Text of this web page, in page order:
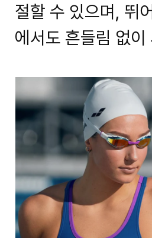
절할 수 있으며, 뛰
에서도 흔들림 없